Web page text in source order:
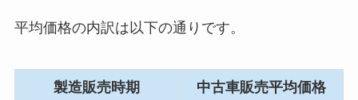
平均価格の内訳は以下の通りです。
製造販売時期 中古車販売平均価格